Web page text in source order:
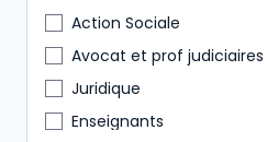
Action Sociale
Avocat et prof judiciaires
Juridique
Enseignants